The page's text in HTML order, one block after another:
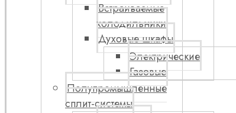
Встраиваемые
холодильники
Духовые шкафы
Электрические
Газовые
Полупромышленные
сплит-системы